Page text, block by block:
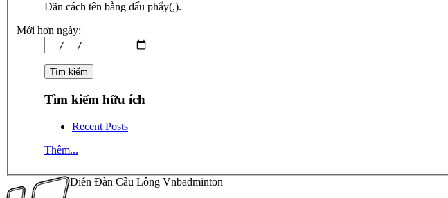
Dãn cách tên bằng dấu phẩy(,).
Mới hơn ngày:
Tìm kiếm hữu ích
Recent Posts
Thêm...
Diễn Đàn Cầu Lông Vnbadminton